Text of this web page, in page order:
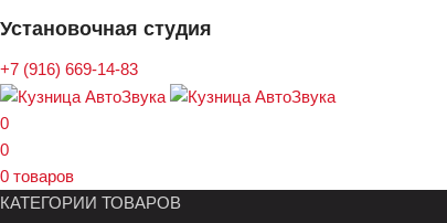
Установочная студия
+7 (916) 669-14-83
0
0
0 товаров
КАТЕГОРИИ ТОВАРОВ